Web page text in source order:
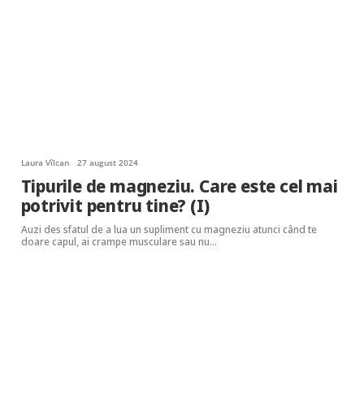
Laura Vîlcan 27 august 2024
Tipurile de magneziu. Care este cel mai
potrivit pentru tine? (I)
Auzi des sfatul de a lua un supliment cu magneziu atunci când te
doare capul, ai crampe musculare sau nu…